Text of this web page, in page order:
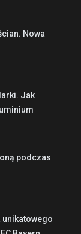
Nowa
Jak
podczas
unikatowego